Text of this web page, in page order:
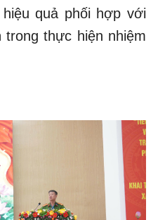
quả phối hợp với
trong thực hiện nhiệm